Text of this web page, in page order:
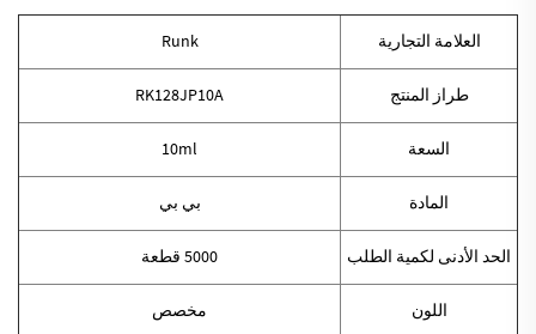
العلامة التجارية Runk
طراز المنتج RK128JP10A
السعة 10ml
المادة بي بي
الحد الأدنى لكمية الطلب 5000 قطعة
اللون مخصص